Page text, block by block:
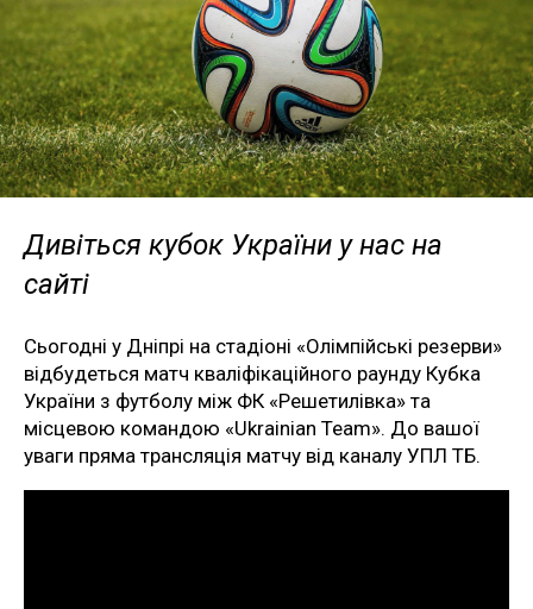
Дивіться кубок України у нас на
сайті
Сьогодні у Дніпрі на стадіоні «Олімпійські резерви»
відбудеться матч кваліфікаційного раунду Кубка
України з футболу між ФК «Решетилівка» та
місцевою командою «Ukrainian Team». До вашої
уваги пряма трансляція матчу від каналу УПЛ ТБ.